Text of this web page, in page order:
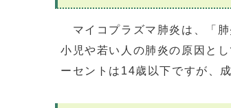
マイコプラズマ肺炎は、「肺
小児や若い人の肺炎の原因と
ーセントは14歳以下ですが、